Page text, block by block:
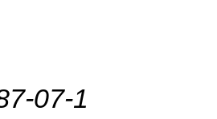
07-1